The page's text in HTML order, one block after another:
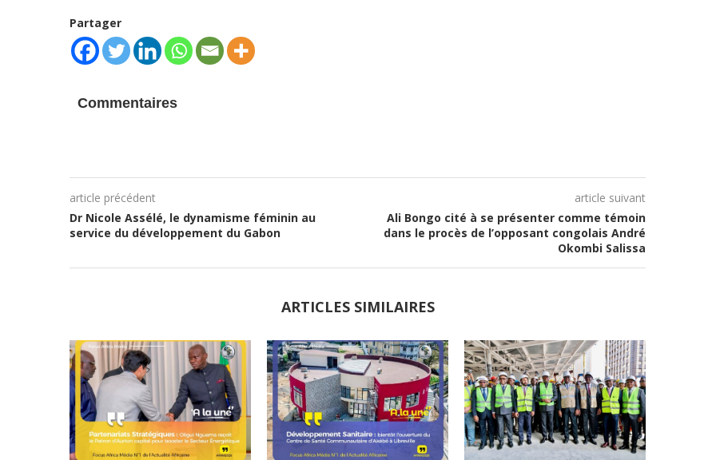
Partager
Commentaires
article précédent
Dr Nicole Assélé, le dynamisme féminin au
service du développement du Gabon
article suivant
Ali Bongo cité à se présenter comme témoin
dans le procès de l’opposant congolais André
Okombi Salissa
ARTICLES SIMILAIRES